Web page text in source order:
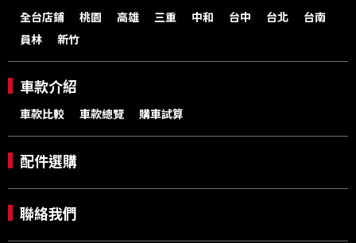
全台店鋪 桃園 高雄 三重 中和 台中 台北
台南
員林
新竹
車款介紹
車款比較 車款總覽 購車試算
配件選購
聯絡我們